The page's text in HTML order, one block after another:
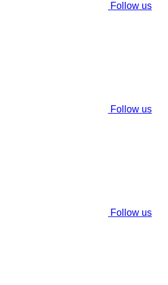
Follow us
Follow us
Follow us